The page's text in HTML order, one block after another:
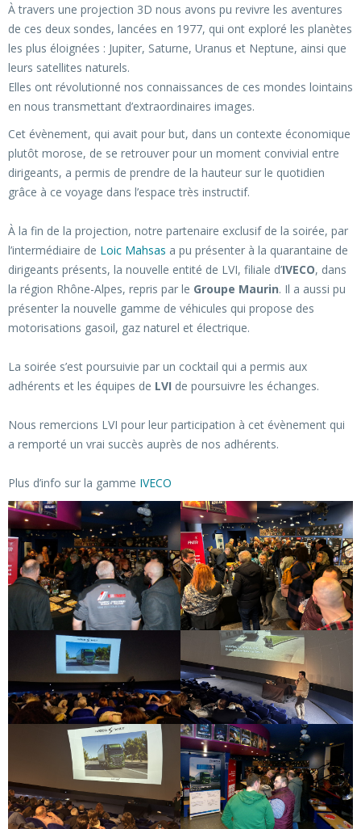
À travers une projection 3D nous avons pu revivre les aventures
de ces deux sondes, lancées en 1977, qui ont exploré les planètes
les plus éloignées : Jupiter, Saturne, Uranus et Neptune, ainsi que
leurs satellites naturels.
Elles ont révolutionné nos connaissances de ces mondes lointains
en nous transmettant d’extraordinaires images.
Cet évènement, qui avait pour but, dans un contexte économique
plutôt morose, de se retrouver pour un moment convivial entre
dirigeants, a permis de prendre de la hauteur sur le quotidien
grâce à ce voyage dans l’espace très instructif.
À la fin de la projection, notre partenaire exclusif de la soirée, par
l’intermédiaire de Loic Mahsas a pu présenter à la quarantaine de
dirigeants présents, la nouvelle entité de LVI, filiale d’IVECO, dans
la région Rhône-Alpes, repris par le Groupe Maurin. Il a aussi pu
présenter la nouvelle gamme de véhicules qui propose des
motorisations gasoil, gaz naturel et électrique.
La soirée s’est poursuivie par un cocktail qui a permis aux
adhérents et les équipes de LVI de poursuivre les échanges.
Nous remercions LVI pour leur participation à cet évènement qui
a remporté un vrai succès auprès de nos adhérents.
Plus d’info sur la gamme IVECO